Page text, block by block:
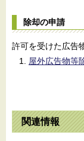
除却の申請
許可を受けた広告
屋外広告物等
関連情報